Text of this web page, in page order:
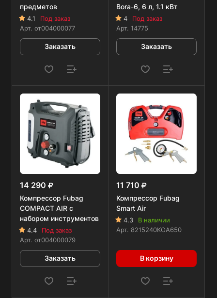
предметов
4.1
Под заказ
Арт. от004000077
Заказать
Bora-6, 6 л, 1.1 кВт
4
Под заказ
Арт. 14775
Заказать
14 290
Компрессор Fubag
COMPACT AIR с
набором инструментов
4.4
Под заказ
Арт. от004000079
Заказать
11 710
Компрессор Fubag
Smart Air
4.3
В наличии
Арт. 8215240KOA650
В корзину